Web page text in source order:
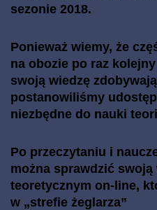
sezonie 2018.
Ponieważ wiemy, że
na obozie po raz
swoją wiedzę
postanowiliśmy
niezbędne do nauki
Po przeczytaniu i
można sprawdzić
teoretycznym on-line,
w „strefie żeglarza”